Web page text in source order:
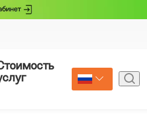
Страхование
Select Language